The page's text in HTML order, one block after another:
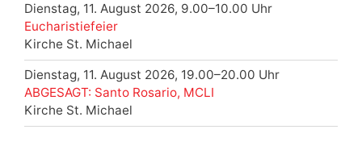
Dienstag, 11. August 2026, 9.00–10.00 Uhr
Eucharistiefeier
Kirche St. Michael
Dienstag, 11. August 2026, 19.00–20.00 Uhr
ABGESAGT: Santo Rosario, MCLI
Kirche St. Michael